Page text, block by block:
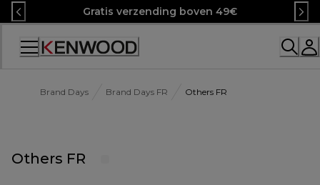
Skip
to
Content
Gratis verzending boven 49€
Accessibility
Brand Days Brand Days FR Others FR
Others FR